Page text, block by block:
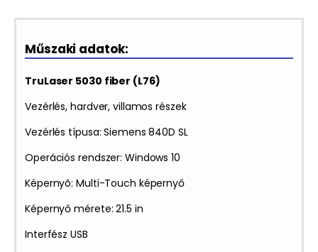
Műszaki adatok:
TruLaser 5030 fiber (L76)
Vezérlés, hardver, villamos részek
Vezérlés típusa: Siemens 840D SL
Operációs rendszer: Windows 10
Képernyõ: Multi-Touch képernyő
Képernyő mérete: 21.5 in
Interfész USB